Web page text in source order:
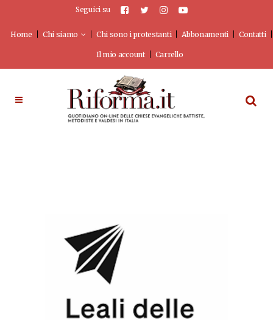
Seguici su
Home Chi siamo Chi sono i protestanti Abbonamenti Contatti
Il mio account Carrello